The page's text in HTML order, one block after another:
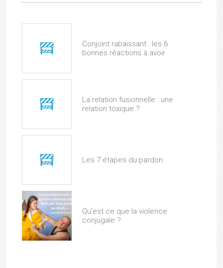
Conjoint rabaissant : les 6
bonnes réactions à avoir
La relation fusionnelle : une
relation toxique ?
Les 7 étapes du pardon
Qu’est ce que la violence
conjugale ?